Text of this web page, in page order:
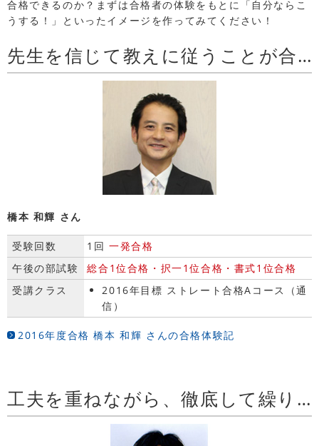
合格できるのか？まずは合格者の体験をもとに「自分ならこ
うする！」といったイメージを作ってみてください！
先生を信じて教えに従うことが合格への近道
橋本 和輝 さん
受験回数 1回一発合格
午後の部試験
総合1位合格・択一1位合格・書式1位合格
受講クラス
2016年目標 ストレート合格Aコース（通
信）
2016年度合格 橋本 和輝 さんの合格体験記
工夫を重ねながら、徹底して繰り返す事が大事だと思います。